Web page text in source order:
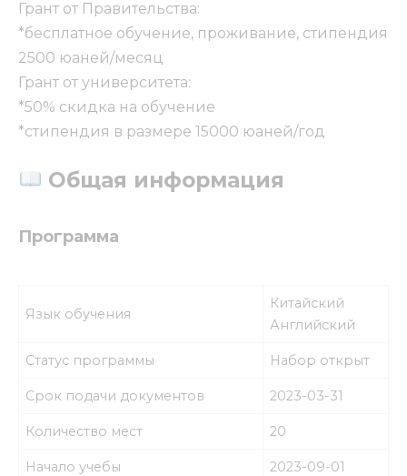
Грант от Правительства:
*бесплатное обучение, проживание, стипендия
2500 юаней/месяц
Грант от университета:
*50% скидка на обучение
*стипендия в размере 15000 юаней/год
Общая информация
Программа
Язык обучения
Китайский
Английский
Статус программы Набор открыт
Срок подачи документов 2023-03-31
Количество мест 20
Начало учебы 2023-09-01